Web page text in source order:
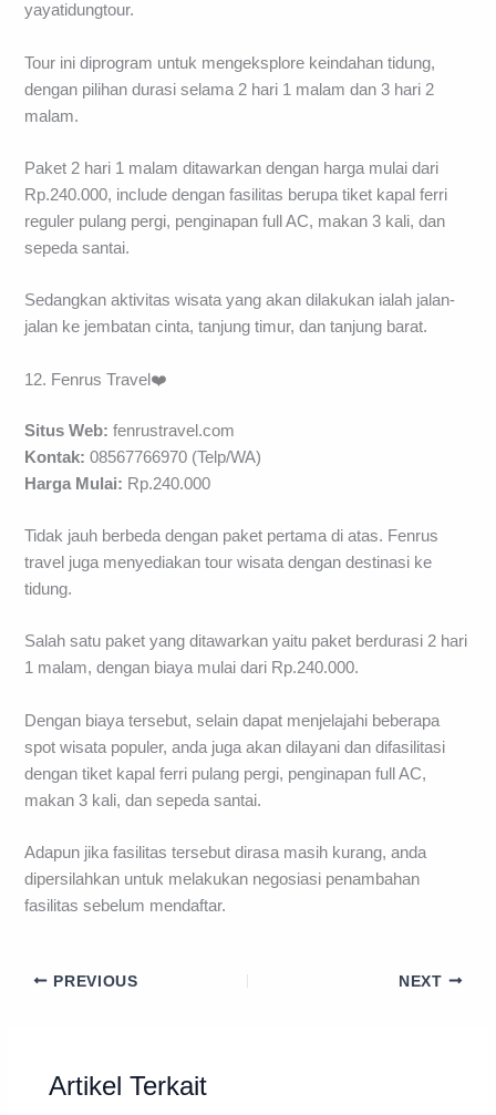
yayatidungtour.
Tour ini diprogram untuk mengeksplore keindahan tidung,
dengan pilihan durasi selama 2 hari 1 malam dan 3 hari 2
malam.
Paket 2 hari 1 malam ditawarkan dengan harga mulai dari
Rp.240.000, include dengan fasilitas berupa tiket kapal ferri
reguler pulang pergi, penginapan full AC, makan 3 kali, dan
sepeda santai.
Sedangkan aktivitas wisata yang akan dilakukan ialah jalan-
jalan ke jembatan cinta, tanjung timur, dan tanjung barat.
12. Fenrus Travel❤️
Situs Web: fenrustravel.com
Kontak: 08567766970 (Telp/WA)
Harga Mulai: Rp.240.000
Tidak jauh berbeda dengan paket pertama di atas. Fenrus
travel juga menyediakan tour wisata dengan destinasi ke
tidung.
Salah satu paket yang ditawarkan yaitu paket berdurasi 2 hari
1 malam, dengan biaya mulai dari Rp.240.000.
Dengan biaya tersebut, selain dapat menjelajahi beberapa
spot wisata populer, anda juga akan dilayani dan difasilitasi
dengan tiket kapal ferri pulang pergi, penginapan full AC,
makan 3 kali, dan sepeda santai.
Adapun jika fasilitas tersebut dirasa masih kurang, anda
dipersilahkan untuk melakukan negosiasi penambahan
fasilitas sebelum mendaftar.
PREVIOUS NEXT
Artikel Terkait